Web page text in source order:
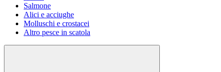
Salmone
Alici e acciughe
Molluschi e crostacei
Altro pesce in scatola